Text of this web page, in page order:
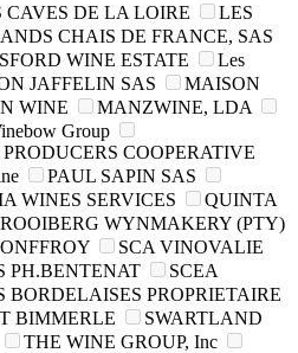
CAVES DE LA LOIRE
LES
CHAIS DE FRANCE, SAS
WINE ESTATE
Les
JAFFELIN SAS
MAISON
WINE
MANZWINE, LDA
Group
COOPERATIVE
PAUL SAPIN SAS
WINES SERVICES
QUINTA
ROOIBERG WYNMAKERY (PTY)
SCA VINOVALIE
PH.BENTENAT
SCEA
BORDELAISES PROPRIETAIRE
BIMMERLE
SWARTLAND
THE WINE GROUP, Inc